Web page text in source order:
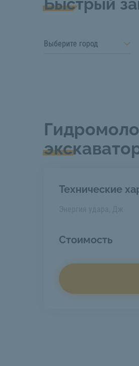
Быстрый
Выберите город
Технические
Стоимость